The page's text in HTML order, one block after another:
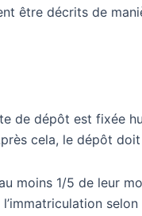
être décrits de
de dépôt est fixée
cela, le dépôt
moins 1/5 de leur